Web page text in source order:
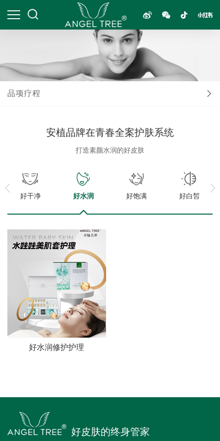
品项疗程
安植品牌在青春全案护肤系统
打造素颜水润的好皮肤
好干净 好水润 好饱满 好白皙
好水润修护护理
好皮肤的终身管家